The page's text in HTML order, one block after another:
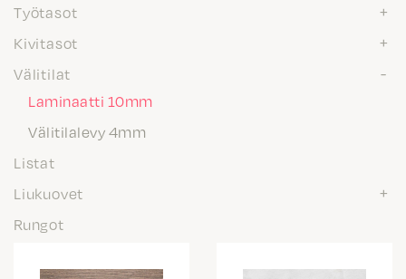
Työtasot
Kivitasot
Välitilat
Laminaatti 10mm
Välitilalevy 4mm
Listat
Liukuovet
Rungot